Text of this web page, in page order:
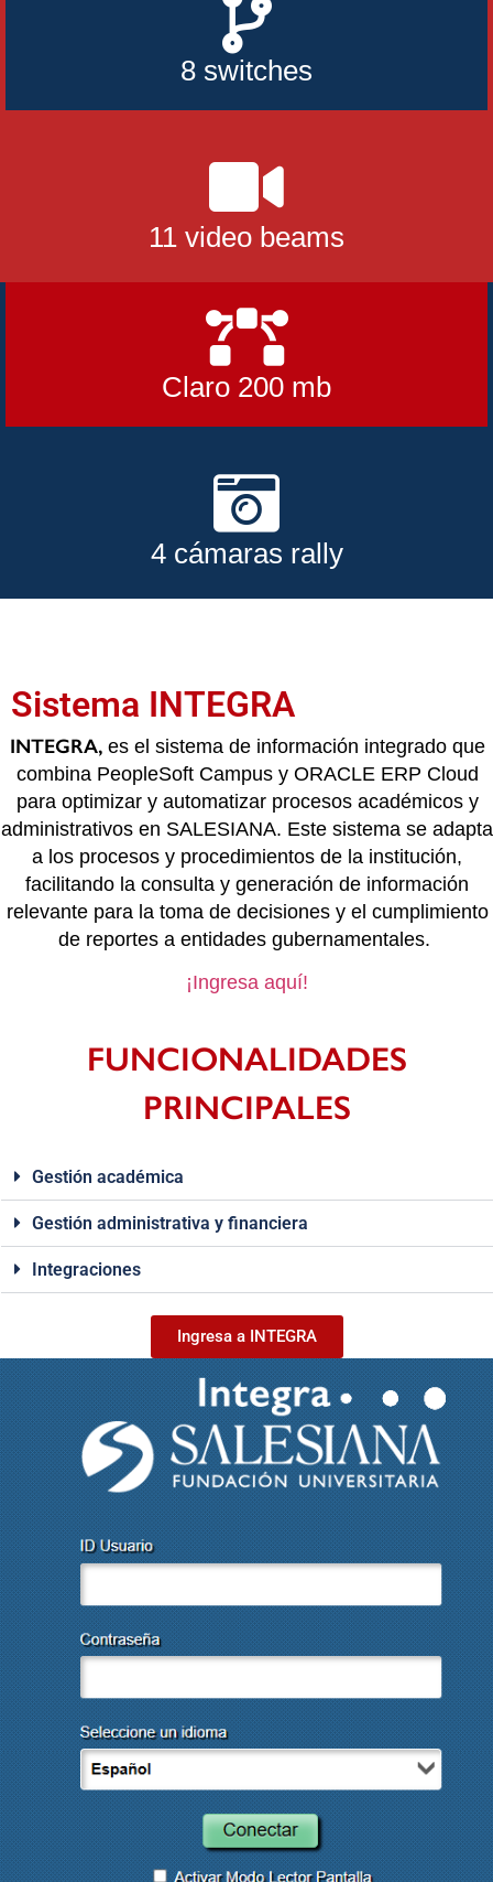
8 switches
11 video beams
Claro 200 mb
4 cámaras rally
Sistema INTEGRA
INTEGRA,es el sistema de información integrado que
combina PeopleSoft Campus y ORACLE ERP Cloud
para optimizar y automatizar procesos académicos y
administrativos en SALESIANA. Este sistema se adapta
a los procesos y procedimientos de la institución,
facilitando la consulta y generación de información
relevante para la toma de decisiones y el cumplimiento
de reportes a entidades gubernamentales.
¡Ingresa aquí!
FUNCIONALIDADES
PRINCIPALES
Gestión académica
Gestión administrativa y financiera
Integraciones
Ingresa a INTEGRA